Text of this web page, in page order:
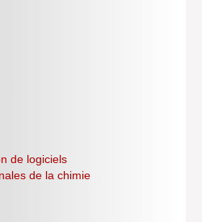
de logiciels
de la chimie